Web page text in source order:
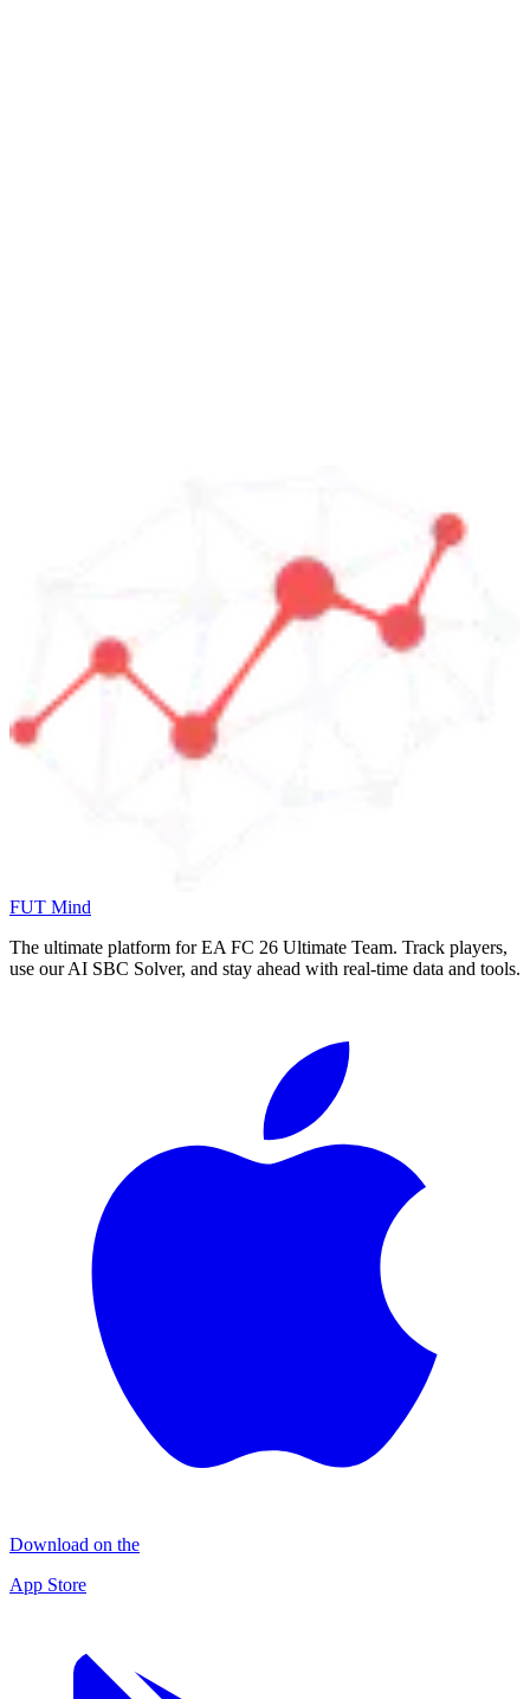
FUT Mind
The ultimate platform for EA FC 26 Ultimate Team. Track players,
use our AI SBC Solver, and stay ahead with real-time data and tools.
Download on the
App Store